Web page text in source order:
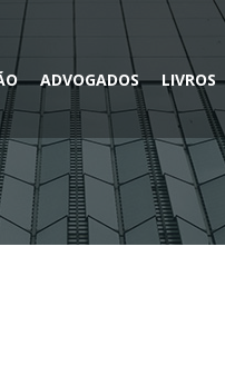
ADVOGADOS LIVROS